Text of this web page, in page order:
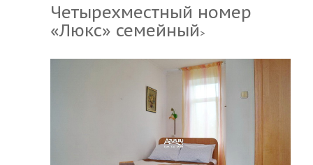
Четырехместный номер
«Люкс» семейный>